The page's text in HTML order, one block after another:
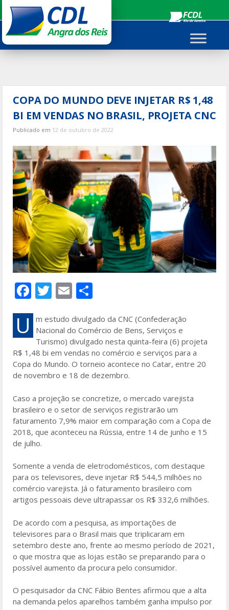
para
conteúdo
COPA DO MUNDO DEVE INJETAR R$ 1,48
BI EM VENDAS NO BRASIL, PROJETA CNC
Publicado em 12 de outubro de 2022
F
ac
e
b
o
o
T
w
itt
er
E
m
ai
l
ar
e
U
m estudo divulgado da CNC (Confederação
Nacional do Comércio de Bens, Serviços e
Turismo) divulgado nesta quinta-feira (6) projeta
R$ 1,48 bi em vendas no comércio e serviços para a
Copa do Mundo. O torneio acontece no Catar, entre 20
de novembro e 18 de dezembro.
Caso a projeção se concretize, o mercado varejista
brasileiro e o setor de serviços registrarão um
faturamento 7,9% maior em comparação com a Copa de
2018, que aconteceu na Rússia, entre 14 de junho e 15
de julho.
Somente a venda de eletrodomésticos, com destaque
para os televisores, deve injetar R$ 544,5 milhões no
comércio varejista. Já o faturamento brasileiro com
artigos pessoais deve ultrapassar os R$ 332,6 milhões.
De acordo com a pesquisa, as importações de
televisores para o Brasil mais que triplicaram em
setembro deste ano, frente ao mesmo período de 2021,
o que mostra que as lojas estão se preparando para o
possível aumento da procura pelo consumidor.
O pesquisador da CNC Fábio Bentes afirmou que a alta
na demanda pelos aparelhos também ganha impulso por